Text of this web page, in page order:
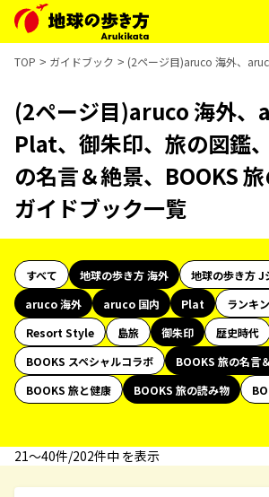
TOP ガイドブック (2ページ目)aruco 海外、
(2ページ目)aruco 海外、
Plat、御朱印、旅の図鑑
の名言＆絶景、BOOKS
ガイドブック一覧
すべて 地球の歩き方 海外
地球の歩き方 J
aruco 海外
aruco 国内 Plat
ランキ
Resort Style
島旅 御朱印 歴史時代
BOOKS スペシャルコラボ
BOOKS 旅の名言
BOOKS 旅と健康
BOOKS 旅の読み物
21〜40件/202件中 を表示